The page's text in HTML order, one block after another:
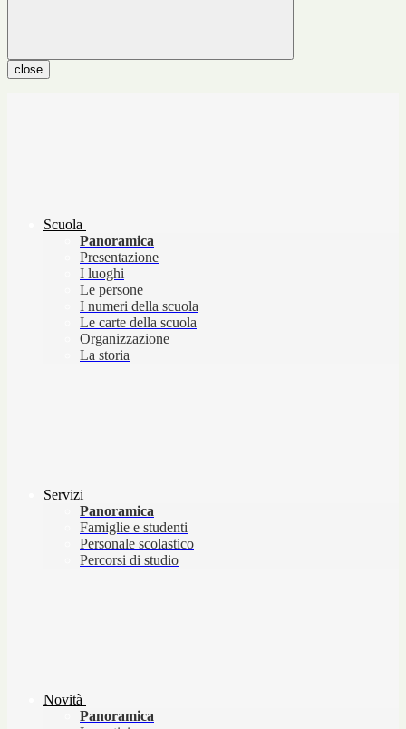
close
Scuola
Panoramica
Presentazione
I luoghi
Le persone
I numeri della scuola
Le carte della scuola
Organizzazione
La storia
Servizi
Panoramica
Famiglie e studenti
Personale scolastico
Percorsi di studio
Novità
Panoramica